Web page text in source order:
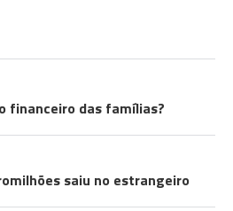
financeiro das famílias?
saiu no estrangeiro